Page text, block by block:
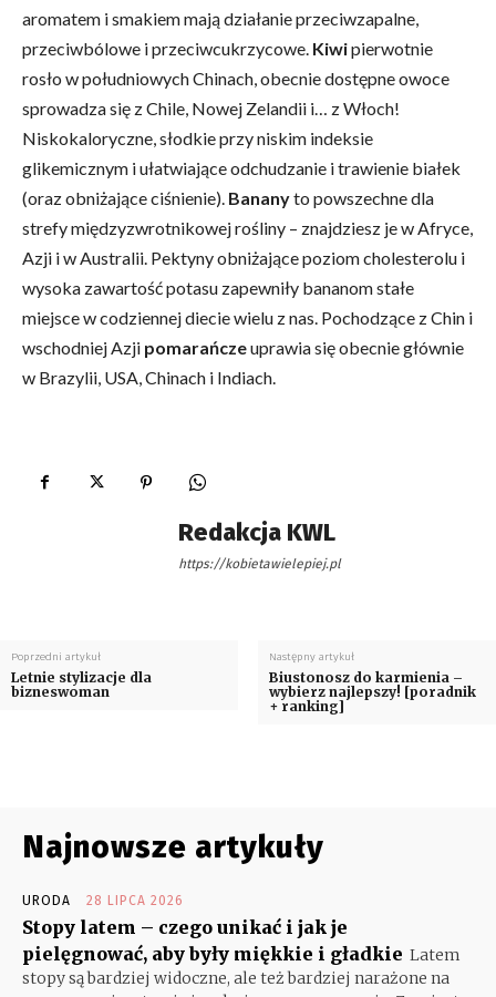
aromatem i smakiem mają działanie przeciwzapalne,
przeciwbólowe i przeciwcukrzycowe. Kiwipierwotnie
rosło w południowych Chinach, obecnie dostępne owoce
sprowadza się z Chile, Nowej Zelandii i… z Włoch!
Niskokaloryczne, słodkie przy niskim indeksie
glikemicznym i ułatwiające odchudzanie i trawienie białek
(oraz obniżające ciśnienie). Bananyto powszechne dla
strefy międzyzwrotnikowej rośliny – znajdziesz je w Afryce,
Azji i w Australii. Pektyny obniżające poziom cholesterolu i
wysoka zawartość potasu zapewniły bananom stałe
miejsce w codziennej diecie wielu z nas. Pochodzące z Chin i
wschodniej Azji pomarańczeuprawia się obecnie głównie
w Brazylii, USA, Chinach i Indiach.
Redakcja KWL
https://kobietawielepiej.pl
Poprzedni artykuł
Letnie stylizacje dla
bizneswoman
Następny artykuł
Biustonosz do karmienia –
wybierz najlepszy! [poradnik
+ ranking]
Najnowsze artykuły
URODA 28 LIPCA 2026
Stopy latem – czego unikać i jak je
pielęgnować, aby były miękkie i gładkie Latem
stopy są bardziej widoczne, ale też bardziej narażone na